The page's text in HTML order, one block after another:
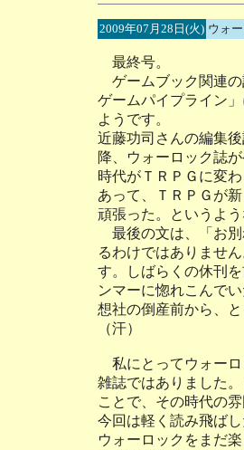
2009年07月28日(火) ウォ
最終号。
ゲームブック関連の
ゲームパイプライン
ようです。
近藤功司さんの編集
降、ウォーロック誌
時代がＴＲＰＧに変
あって、ＴＲＰＧが
頑張った。というよ
最後の文は、「お別
るわけではありませ
す。しばらくの休刊
ンマーに惚れこんで
想社の倒産前から、
（汗）
私にとってウォーロ
雑誌ではありました
ことで、その時代の
今回は軽く読み飛ば
ウォーロックをまだ